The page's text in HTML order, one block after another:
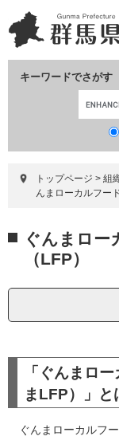
ー
ジ
ニ
ュ
て
キーワードでさがす
トップページ > 組
んまローカルフー
文
ぐんまロー
（LFP）
「ぐんまロ
まLFP）」と
ぐんまローカルフ